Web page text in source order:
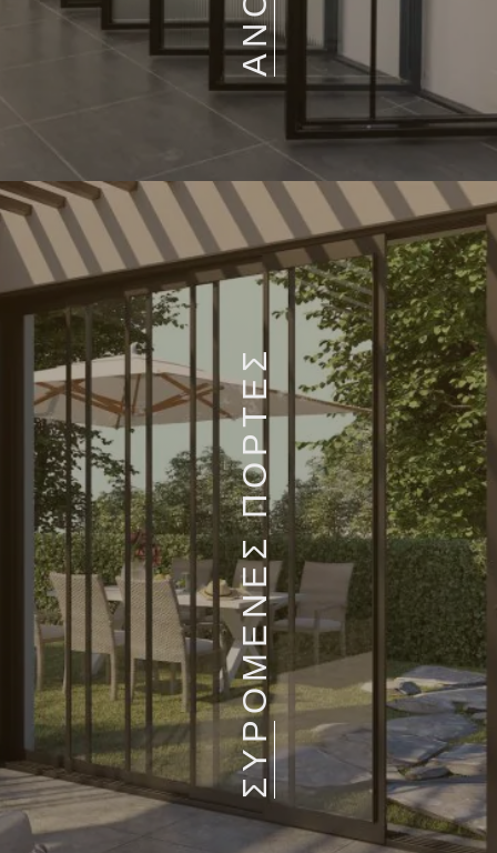
ΣΥΡΟΜΕΝΕΣ ΠΟΡΤΕΣ